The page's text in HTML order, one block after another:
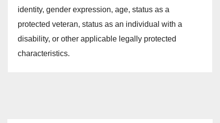
identity, gender expression, age, status as a
protected veteran, status as an individual with a
disability, or other applicable legally protected
characteristics.